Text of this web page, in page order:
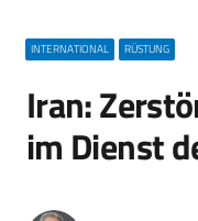
INTERNATIONAL RÜSTUNG
Iran:
im Dienst